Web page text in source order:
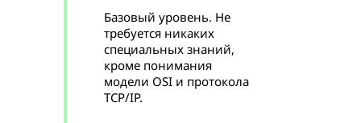
Базовый уровень. Не
требуется никаких
специальных знаний,
кроме понимания
модели OSI и протокола
TCP/IP.